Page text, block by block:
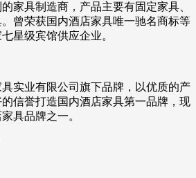
家具制造商，产品主要有固定家具、
曾荣获国内酒店家具唯一驰名商标等
星级宾馆供应企业。
实业有限公司旗下品牌，以优质的产
信誉打造国内酒店家具第一品牌，现
具品牌之一。